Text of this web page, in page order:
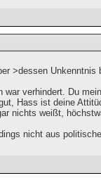
>dessen
verhindert. Du
Hass ist deine
nichts weißt,
nicht aus